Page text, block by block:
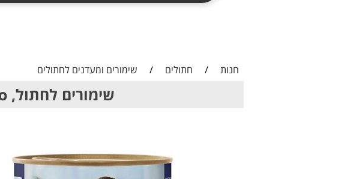
חנות / חתולים / שימורים ומעדנים לחתולים
שימורים לחתול, Morando. מעי, כבש וגזר. 405 גר'